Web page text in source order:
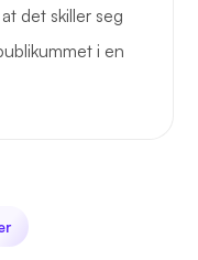
det skiller seg
i en